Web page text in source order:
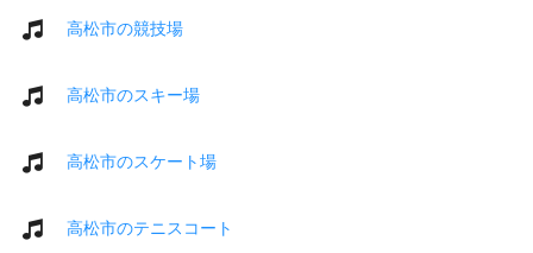
高松市の競技場
高松市のスキー場
高松市のスケート場
高松市のテニスコート